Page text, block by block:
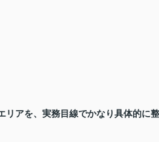
リアを、実務目線でかなり具体的に整